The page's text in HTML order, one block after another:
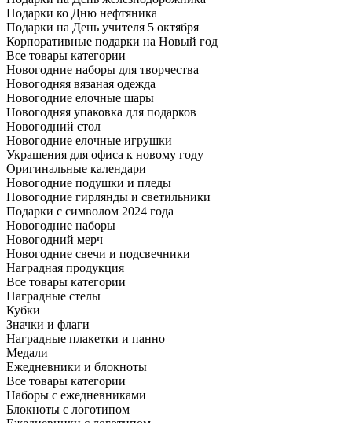
Подарки ко Дню нефтяника
Подарки на День учителя 5 октября
Корпоративные подарки на Новый год
Все товары категории
Новогодние наборы для творчества
Новогодняя вязаная одежда
Новогодние елочные шары
Новогодняя упаковка для подарков
Новогодний стол
Новогодние елочные игрушки
Украшения для офиса к новому году
Оригинальные календари
Новогодние подушки и пледы
Новогодние гирлянды и светильники
Подарки с символом 2024 года
Новогодние наборы
Новогодний мерч
Новогодние свечи и подсвечники
Наградная продукция
Все товары категории
Наградные стелы
Кубки
Значки и флаги
Наградные плакетки и панно
Медали
Ежедневники и блокноты
Все товары категории
Наборы с ежедневниками
Блокноты с логотипом